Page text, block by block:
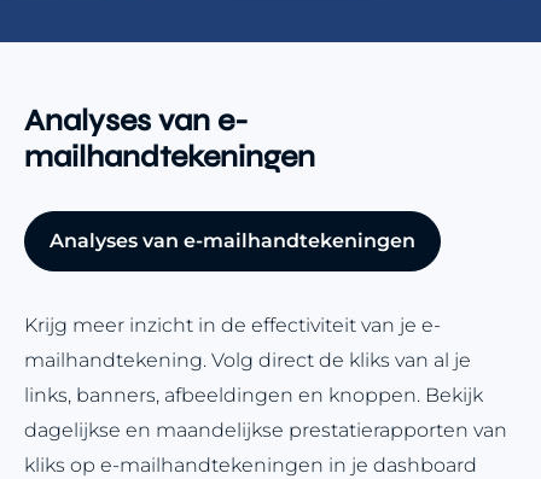
Analyses van e-
mailhandtekeningen
Analyses van e-mailhandtekeningen
Krijg meer inzicht in de effectiviteit van je e-
mailhandtekening. Volg direct de kliks van al je
links, banners, afbeeldingen en knoppen. Bekijk
dagelijkse en maandelijkse prestatierapporten van
kliks op e-mailhandtekeningen in je dashboard